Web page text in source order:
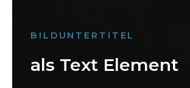
BILDUNTERTITEL
als Text Element